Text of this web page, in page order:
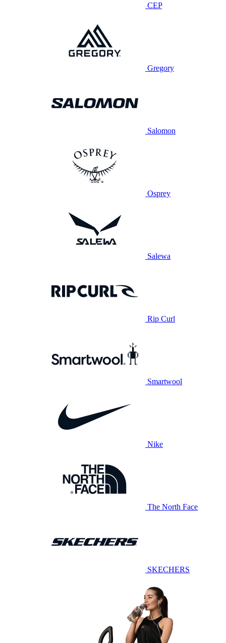
CEP
Gregory
Salomon
Osprey
Salewa
Rip Curl
Smartwool
Nike
The North Face
SKECHERS